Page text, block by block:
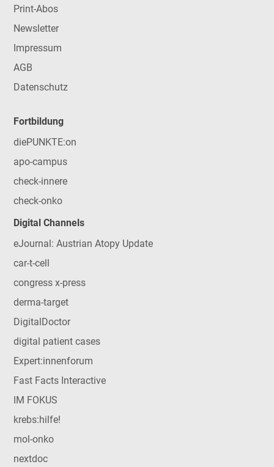
Print-Abos
Newsletter
Impressum
AGB
Datenschutz
Fortbildung
diePUNKTE:on
apo-campus
check-innere
check-onko
Digital Channels
eJournal: Austrian Atopy Update
car-t-cell
congress x-press
derma-target
DigitalDoctor
digital patient cases
Expert:innenforum
Fast Facts Interactive
IM FOKUS
krebs:hilfe!
mol-onko
nextdoc